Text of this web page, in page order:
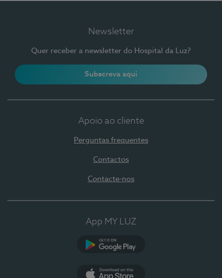
Newsletter
Quer receber a newsletter do Hospital da Luz?
Subscreva aqui
Apoio ao cliente
Perguntas frequentes
Contactos
Contacte-nos
App MY LUZ